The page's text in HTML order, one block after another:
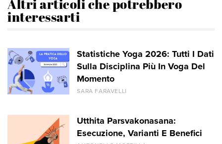
Altri articoli che potrebbero
interessarti
Statistiche Yoga 2026: Tutti I Dati
Sulla Disciplina Più In Voga Del
Momento
SARA FARAVELLI
Utthita Parsvakonasana:
Esecuzione, Varianti E Benefici